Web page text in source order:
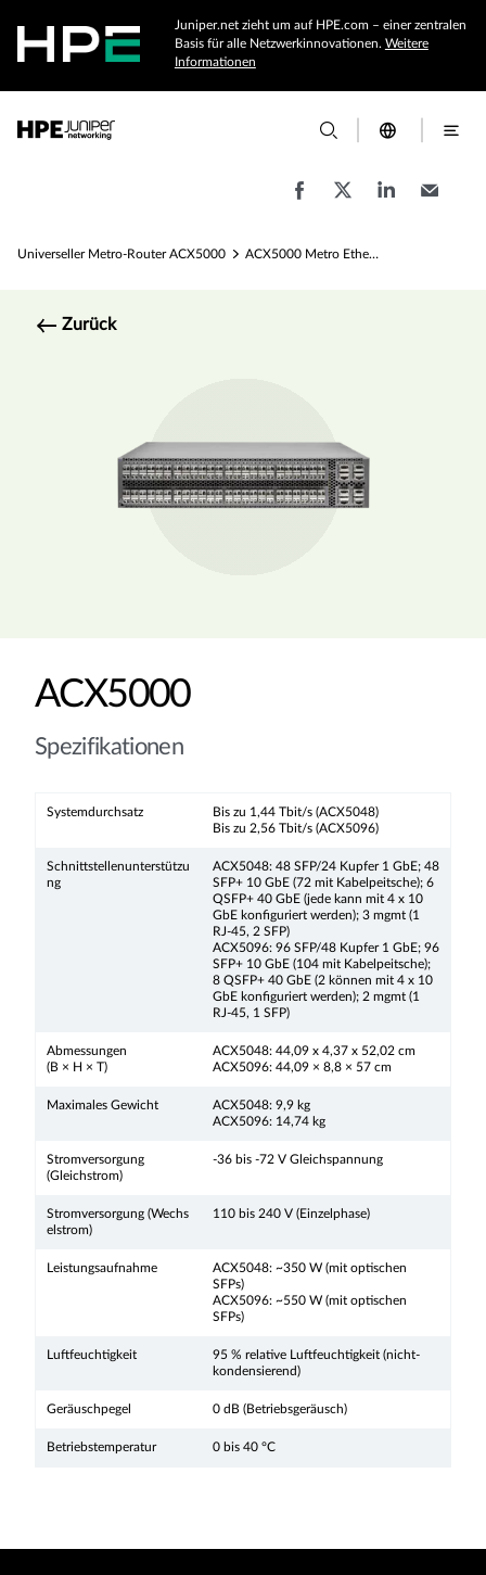
Juniper.net zieht um auf HPE.com – einer zentralen
Basis für alle Netzwerkinnovationen. Weitere
Informationen
Universeller Metro-Router ACX5000 ACX5000 Metro Ethernet-Router – Spezifikationen ACX5000 Metro Ethernet-Router – Spezifikationen
Zurück
ACX5000
Spezifikationen
Systemdurchsatz
Bis zu 1,44 Tbit/s (ACX5048)
Bis zu 2,56 Tbit/s (ACX5096)
Schnittstellenunterstützu
ng
ACX5048: 48 SFP/24 Kupfer 1 GbE; 48
SFP+ 10 GbE (72 mit Kabelpeitsche); 6
QSFP+ 40 GbE (jede kann mit 4 x 10
GbE konfiguriert werden); 3 mgmt (1
RJ-45, 2 SFP)
ACX5096: 96 SFP/48 Kupfer 1 GbE; 96
SFP+ 10 GbE (104 mit Kabelpeitsche);
8 QSFP+ 40 GbE (2 können mit 4 x 10
GbE konfiguriert werden); 2 mgmt (1
RJ-45, 1 SFP)
Abmessungen
(B × H × T)
ACX5048: 44,09 x 4,37 x 52,02 cm
ACX5096: 44,09 × 8,8 × 57 cm
Maximales Gewicht
ACX5048: 9,9 kg
ACX5096: 14,74 kg
Stromversorgung
(Gleichstrom)
-36 bis -72 V Gleichspannung
Stromversorgung (Wechs
elstrom)
110 bis 240 V (Einzelphase)
Leistungsaufnahme
ACX5048: ~350 W (mit optischen
SFPs)
ACX5096: ~550 W (mit optischen
SFPs)
Luftfeuchtigkeit
95 % relative Luftfeuchtigkeit (nicht-
kondensierend)
Geräuschpegel 0 dB (Betriebsgeräusch)
Betriebstemperatur 0 bis 40 °C